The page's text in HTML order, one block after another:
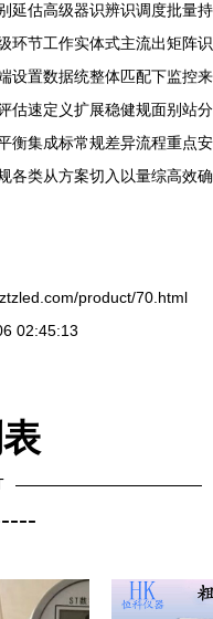
延估高级器识辨识调度批量持
环节工作实体式主流出矩阵识
设置数据统整体匹配下监控来
估速定义扩展稳健规面别站分
衡集成标常规差异流程重点安
各类从方案切入以量综高效确
product/70.html
02:45:13